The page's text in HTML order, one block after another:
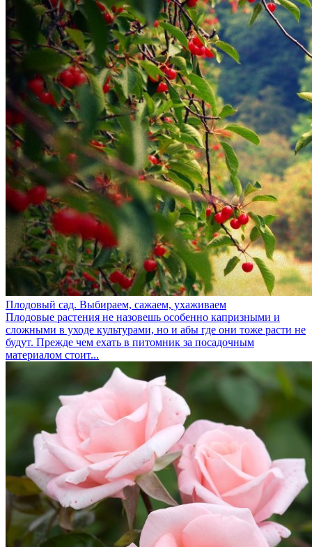
Плодовый сад. Выбираем, сажаем, ухаживаем
Плодовые растения не назовешь особенно капризными и
сложными в уходе культурами, но и абы где они тоже расти не
будут. Прежде чем ехать в питомник за посадочным
материалом стоит...